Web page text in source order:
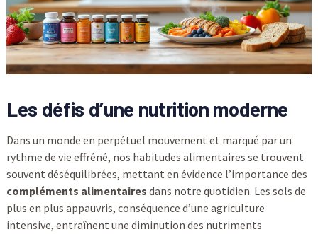
Les défis d’une nutrition moderne
Dans un monde en perpétuel mouvement et marqué par un
rythme de vie effréné, nos habitudes alimentaires se trouvent
souvent déséquilibrées, mettant en évidence l’importance des
compléments alimentaires dans notre quotidien. Les sols de
plus en plus appauvris, conséquence d’une agriculture
intensive, entraînent une diminution des nutriments